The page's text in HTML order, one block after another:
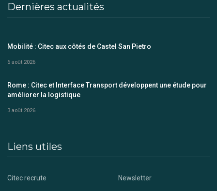
Dernières actualités
Mobilité : Citec aux côtés de Castel San Pietro
6 août 2026
Rome : Citec et Interface Transport développent une étude pour
améliorer la logistique
3 août 2026
Liens utiles
Citec recrute Newsletter